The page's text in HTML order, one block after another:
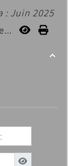
: Juin 2025
